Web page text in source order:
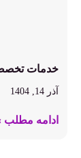
خدمات
آذر 14, 1404
ادامه مطلب